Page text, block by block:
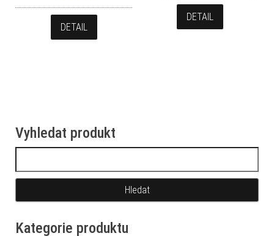
DETAIL
DETAIL
Vyhledat produkt
Kategorie produktu